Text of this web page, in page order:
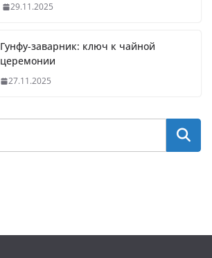
29.11.2025
Гунфу-заварник: ключ к чайной
церемонии
27.11.2025